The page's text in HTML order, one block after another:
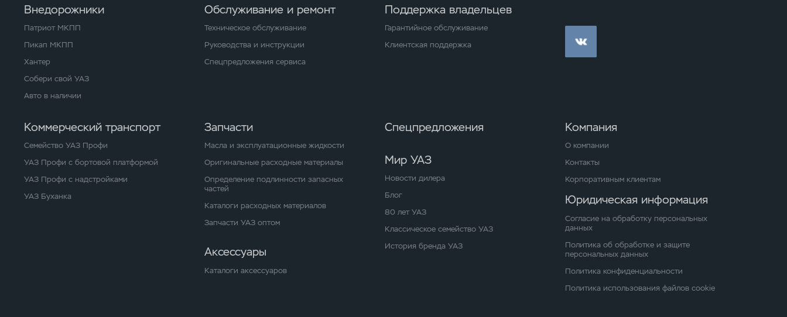
Внедорожники
Патриот МКПП
Пикап МКПП
Хантер
Собери свой УАЗ
Авто в наличии
Обслуживание и ремонт
Техническое обслуживание
Руководства и инструкции
Спецпредложения сервиса
Поддержка владельцев
Гарантийное обслуживание
Клиентская поддержка
Коммерческий транспорт
Семейство УАЗ Профи
УАЗ Профи с бортовой платформой
УАЗ Профи с надстройками
УАЗ Буханка
Запчасти
Масла и эксплуатационные жидкости
Оригинальные расходные материалы
Определение подлинности запасных
частей
Каталоги расходных материалов
Запчасти УАЗ оптом
Аксессуары
Каталоги аксессуаров
Спецпредложения
Мир УАЗ
Новости дилера
Блог
80 лет УАЗ
Классическое семейство УАЗ
История бренда УАЗ
Компания
О компании
Контакты
Корпоративным клиентам
Юридическая информация
Согласие на обработку персональных
данных
Политика об обработке и защите
персональных данных
Политика конфиденциальности
Политика использования файлов cookie